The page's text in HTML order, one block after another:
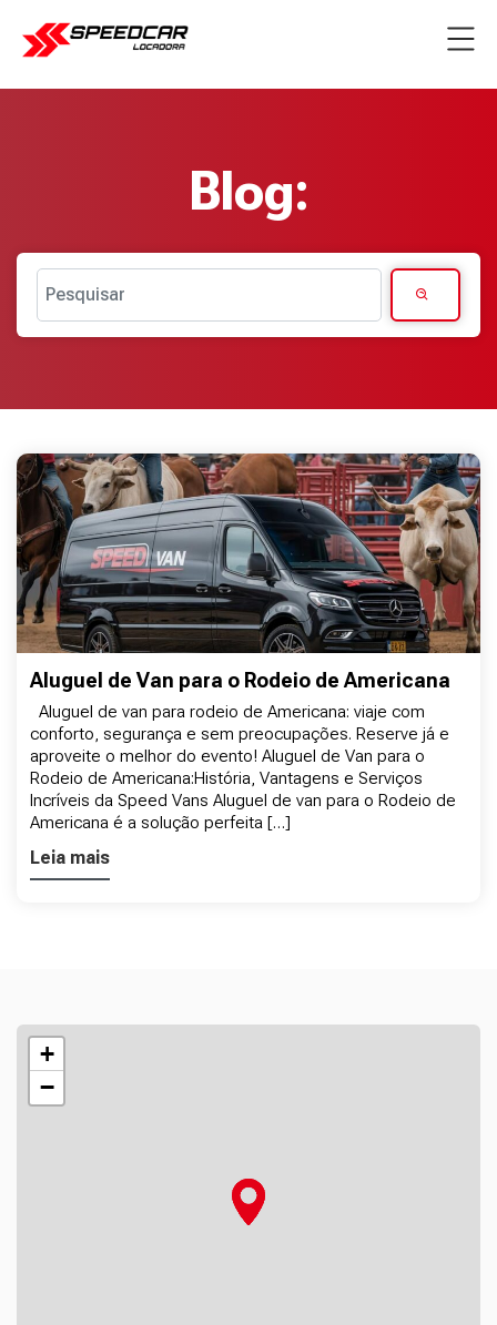
Blog:
Pesquisar
Aluguel de Van para o Rodeio de Americana
Aluguel de van para rodeio de Americana: viaje com
conforto, segurança e sem preocupações. Reserve já e
aproveite o melhor do evento! Aluguel de Van para o
Rodeio de Americana:História, Vantagens e Serviços
Incríveis da Speed Vans Aluguel de van para o Rodeio de
Americana é a solução perfeita […]
Leia mais
+
−